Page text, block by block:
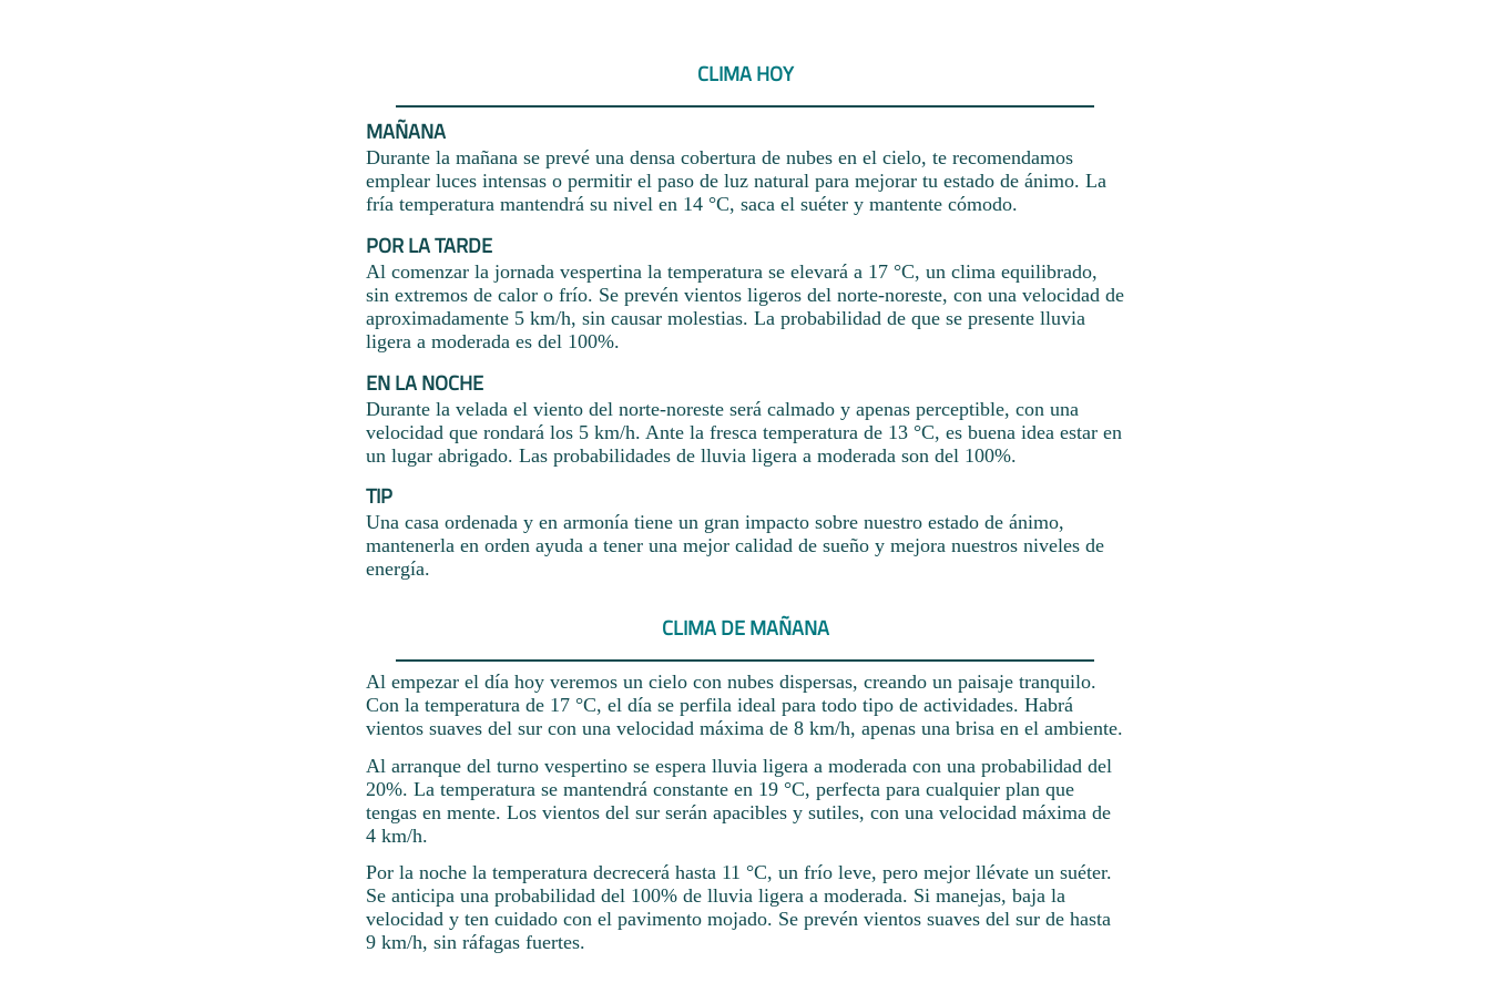
CLIMA HOY
MAÑANA
Durante la mañana se prevé una densa cobertura de nubes en el cielo, te recomendamos
emplear luces intensas o permitir el paso de luz natural para mejorar tu estado de ánimo. La
fría temperatura mantendrá su nivel en 14 °C, saca el suéter y mantente cómodo.
POR LA TARDE
Al comenzar la jornada vespertina la temperatura se elevará a 17 °C, un clima equilibrado,
sin extremos de calor o frío. Se prevén vientos ligeros del norte-noreste, con una velocidad de
aproximadamente 5 km/h, sin causar molestias. La probabilidad de que se presente lluvia
ligera a moderada es del 100%.
EN LA NOCHE
Durante la velada el viento del norte-noreste será calmado y apenas perceptible, con una
velocidad que rondará los 5 km/h. Ante la fresca temperatura de 13 °C, es buena idea estar en
un lugar abrigado. Las probabilidades de lluvia ligera a moderada son del 100%.
TIP
Una casa ordenada y en armonía tiene un gran impacto sobre nuestro estado de ánimo,
mantenerla en orden ayuda a tener una mejor calidad de sueño y mejora nuestros niveles de
energía.
CLIMA DE MAÑANA
Al empezar el día hoy veremos un cielo con nubes dispersas, creando un paisaje tranquilo.
Con la temperatura de 17 °C, el día se perfila ideal para todo tipo de actividades. Habrá
vientos suaves del sur con una velocidad máxima de 8 km/h, apenas una brisa en el ambiente.
Al arranque del turno vespertino se espera lluvia ligera a moderada con una probabilidad del
20%. La temperatura se mantendrá constante en 19 °C, perfecta para cualquier plan que
tengas en mente. Los vientos del sur serán apacibles y sutiles, con una velocidad máxima de
4 km/h.
Por la noche la temperatura decrecerá hasta 11 °C, un frío leve, pero mejor llévate un suéter.
Se anticipa una probabilidad del 100% de lluvia ligera a moderada. Si manejas, baja la
velocidad y ten cuidado con el pavimento mojado. Se prevén vientos suaves del sur de hasta
9 km/h, sin ráfagas fuertes.